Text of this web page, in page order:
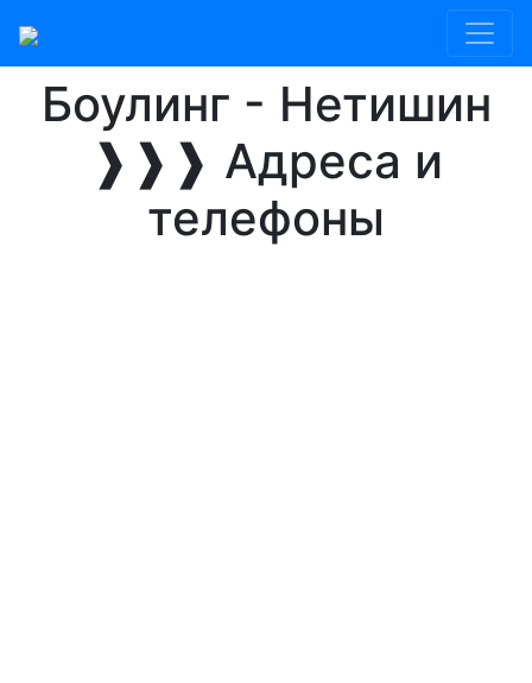
Главная
Боулинг - Нетишин
❱❱❱ Адреса и
телефоны